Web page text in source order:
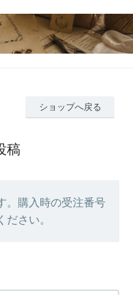
ショップへ戻る
稿
。購入時の受注番号
ださい。